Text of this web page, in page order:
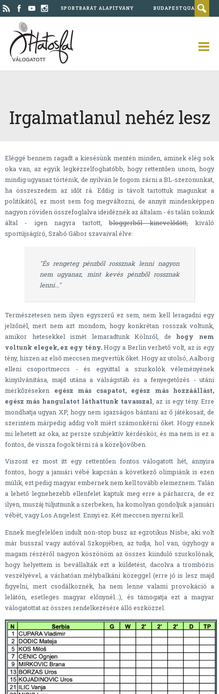
SPORTBARÁT ALAPÍTVÁNY BUDAPESTQUAD
VÁLOGATOTT
Irgalmatlanul nehéz lesz
Eléggé bennem ragadt a kiesésünk mentén minden, aminek elég sok
oka van, az egyik legkézzelfoghatóbb, hogy rettentően unom, hogy
mindig ugyanaz történik, de nyilván le fogom zárni a BL-szezonunkat,
ha összeszedem az időt rá. Eddig is távolt tartottuk magunkat a
politikától, ez most sem fog megváltozni, de annyit mindenképpen
nagyon röviden összefoglalva ideidéznék az általam - és talán sokunk
által - igen nagyra tartott,bloggerből kinevelődött,kiváló
sportújságíró, Szabó Gábor szavaival élve:
"És rengeteg pénzből rossznak lenni nagyon
nem ugyanaz, mint kevés pénzből rossznak
lenni..."
Természetesen nem ilyen egyszerű ez sem, nem kell leragadni egy
jelzőnél, mert nem azt mondom, hogy konkrétan rosszak voltunk,
amikor hetesekkel ismét lemaradtunk Kölnről, de hogy nem
voltunk elegek, ez egy tény.Hogy a Berlin verhető volt, az is egy
tény, hiszen az első meccsen megvertük őket. Hogy az utolsó, Aalborg
elleni csoportmeccs - és egyúttal a szurkolók véleményének
kinyilvánítása, majd utána a válságstáb és a fenyegetőzés - utáni
mérkőzéseken egész más csapatot, egész más hozzáállást,
egész más hangulatot láthattunk tavasszal , az is egy tény. Erre
mondhatja ugyan XP, hogy nem igazságos bántani az ő játékosait, de
szerintem márpedig addig volt miért számonkérni őket. Hogy ennek
mi lehetett az oka, az persze szubjektív kérdéskör, és ma nem is ez a
fontos, de vissza fogok térni rá a közeljövőben.
Viszont ez most itt egy rettentően fontos válogatott hét, annyira
fontos, hogy a januári vébé kapcsán a következő olimpiánk is ezen
múlik, ezt pedig magyar embernek nem kell tovább elemeznem. Talán
a lehető legnehezebb ellenfelet kaptuk meg erre a párharcra, de ez
ilyen, muszáj túljutnunk a szerbeken, ha komolyan gondoljuk a januári
vébét, vagy Los Angelest. Ennyi ez. Két meccsen nyerni kell.
Ennek megfelelően indult non-stop busz az egzotikus Nisbe, aki volt
már busszal vagy autóval Szkopjében, az tudja, hol van, úgyhogy a
magam részéről nagyon köszönöm az összes kiinduló szurkolónak,
hogy helyettem is bevállalták ezt a küldetést, dacolva a trombózis
veszélyével, a várhatóan mélybalkáni közeggel (erre jó is lesz majd
figyelni, mert csodálkoznék, ha nem lenne valami provokáció a
lelátón, esetleges magyar előnynél...), és támogatja ezt a magyar
válogatottat az összes rendelkezésére álló eszközzel.